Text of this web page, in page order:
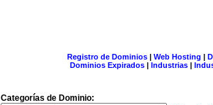
Registro de Dominios| Web Hosting |
Dominios Expirados | Industrias |
Categorías de Dominio: